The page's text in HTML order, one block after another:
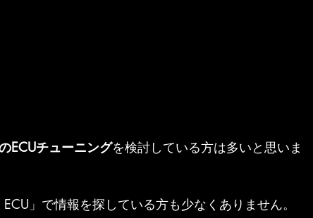
ECUチューニングを検討している方は多いと思いま
」で情報を探している方も少なくありません。